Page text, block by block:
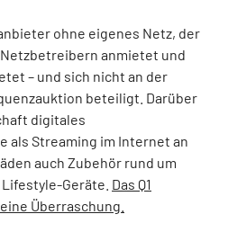
ohne eigenes Netz, der
anmietet und
– und sich nicht an der
beteiligt. Darüber
digitales
als Streaming im Internet an
auch Zubehör rund um
Geräte. Das Q1
Überraschung.